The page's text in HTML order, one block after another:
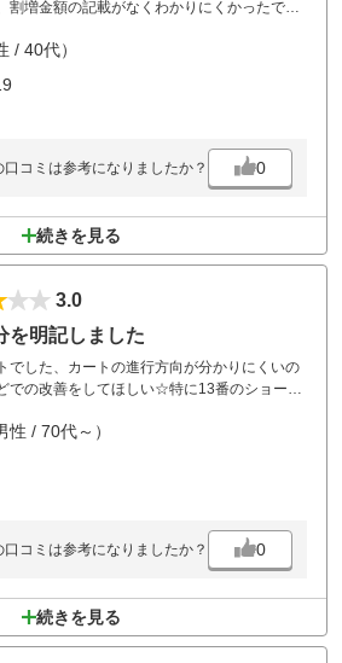
割増金額の記載がなくわかりにくかったで
クラブハウスでロッカーもきれいで良かった
あると良かったです。
ミ通りわかりにく箇所がありました。
って、
/ 40代）
口コミは参考になりましたか？ 0
続きを見る
3.0
を明記しました
でした、カートの進行方向が分かりにくいの
での改善をしてほしい☆特に13番のショート
のスタート場所までがたどり着けず13番まで
橋を渡ってはいけないとの事でした、戻った
ました☆出来ればグリーンのカート停止位置
向などの看板がほしいです。そのほかは申し
性 / 70代～）
口コミは参考になりましたか？ 0
続きを見る